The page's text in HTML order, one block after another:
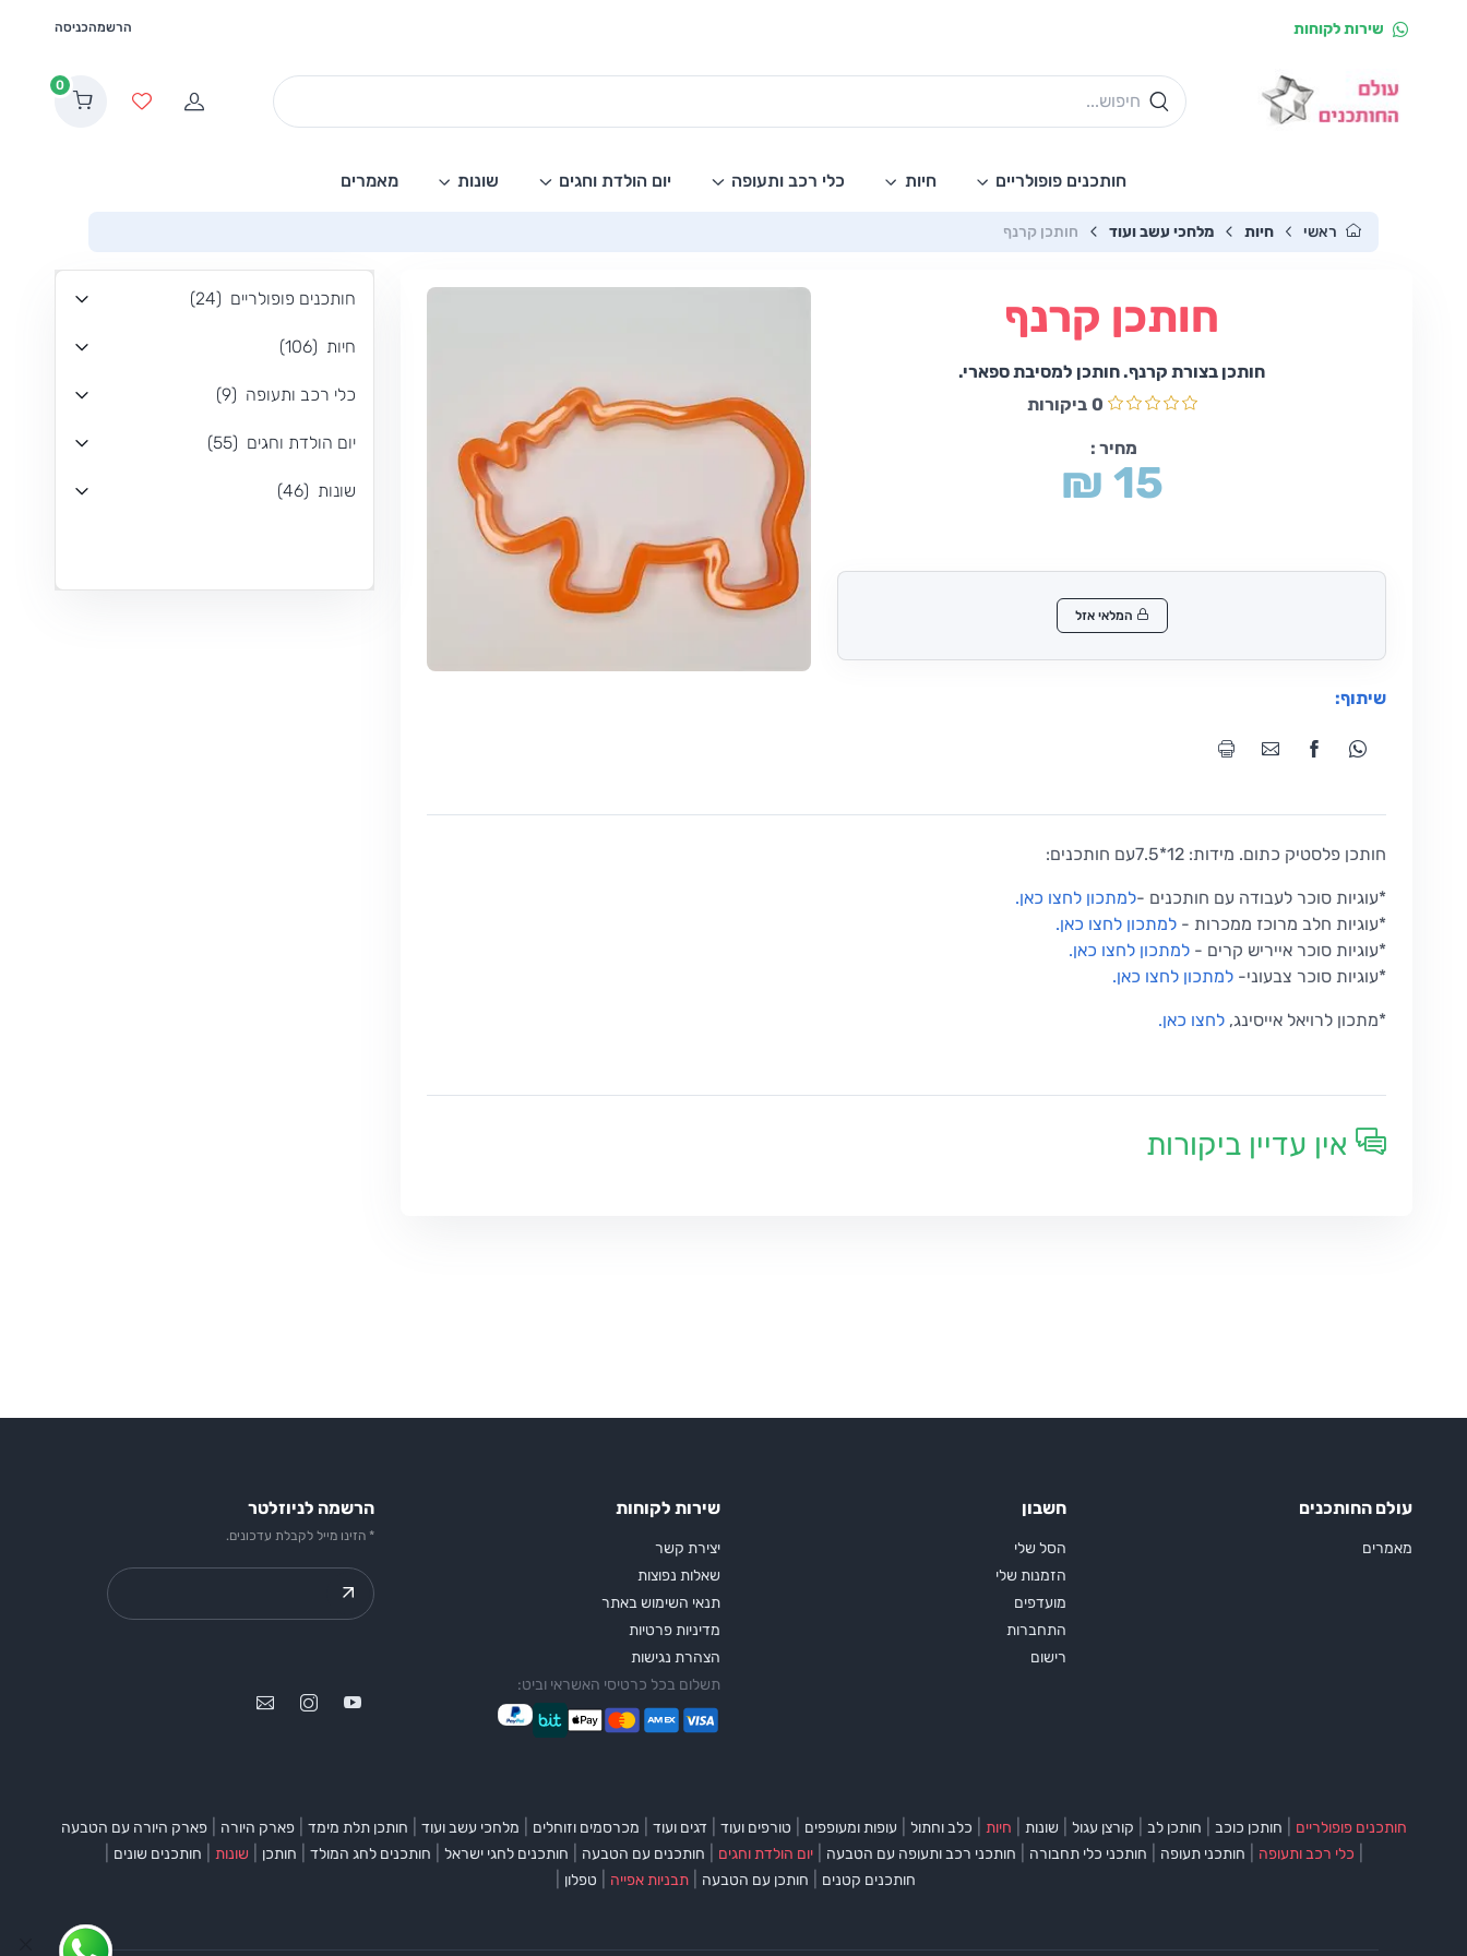
שירות לקוחות הרשמהכניסה
הרשמהמועדפים
0
חותכנים פופולריים חיות כלי רכב ותעופה יום הולדת וחגים שונות מאמרים
ראשי חיות מלחכי עשב ועוד חותכן קרנף
חותכן קרנף
חותכן בצורת קרנף. חותכן למסיבת ספארי.
0 ביקורות
מחיר :
₪ 15
המלאי אזל
שיתוף:
חותכן פלסטיק כתום. מידות: 12*7.5עם חותכנים:
*עוגיות סוכר לעבודה עם חותכנים -למתכון לחצו כאן.
*עוגיות חלב מרוכז ממכרות - למתכון לחצו כאן.
*עוגיות סוכר אייריש קרים - למתכון לחצו כאן.
*עוגיות סוכר צבעוני- למתכון לחצו כאן.
*מתכון לרויאל אייסינג, לחצו כאן.
אין עדיין ביקורות
חותכנים פופולריים (
24
)
חיות (
106
)
כלי רכב ותעופה (
9
)
יום הולדת וחגים (
55
)
שונות (
46
)
עולם החותכנים
מאמרים
חשבון
הסל שלי
הזמנות שלי
מועדפים
התחברות
רישום
שירות לקוחות
יצירת קשר
שאלות נפוצות
תנאי השימוש באתר
מדיניות פרטיות
הצהרת נגישות
תשלום בכל כרטיסי האשראי וביט:
הרשמה לניוזלטר
* הזינו מייל לקבלת עדכונים.
חותכנים פופולריים חותכן כוכב חותכן לב קורצן עגול שונות חיות כלב וחתול עופות ומעופפים טורפים ועוד דגים ועוד מכרסמים וזוחלים מלחכי עשב ועוד חותכן תלת מימד פארק היורה פארק היורה עם הטבעה
כלי רכב ותעופה חותכני תעופה חותכני כלי תחבורה חותכני רכב ותעופה עם הטבעה יום הולדת וחגים חותכנים עם הטבעה חותכנים לחגי ישראל חותכנים לחג המולד חותכן שונות חותכנים שונים
חותכנים קטנים חותכן עם הטבעה תבניות אפייה טפלון